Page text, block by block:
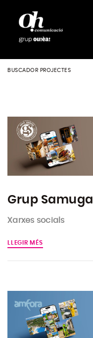
BUSCADOR PROJECTES
Grup Samuga
Xarxes socials
LLEGIR MÉS